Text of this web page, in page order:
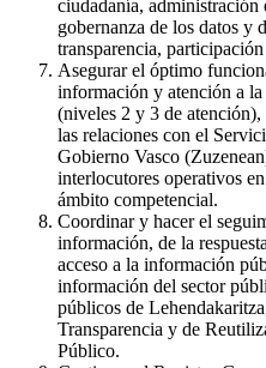
ciudadanía,
gobernanza de los datos y
transparencia,
Asegurar el óptimo
información y atención a
(niveles 2 y 3 de
las relaciones con el
Gobierno Vasco
interlocutores operativos
ámbito competencial.
Coordinar y hacer el
información, de la
acceso a la información
información del sector
públicos de
Transparencia y de
Público.